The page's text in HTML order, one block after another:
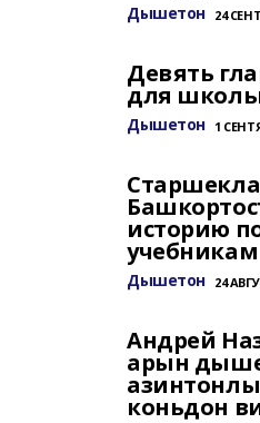
Дышетон 24
Девять
для
Дышетон 1
историю
учебникам
Дышетон 24
Андрей
арын
коньдон